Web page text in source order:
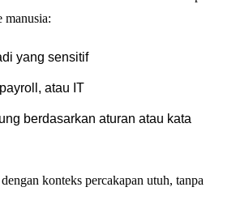
manusia:
yang sensitif
atau IT
berdasarkan aturan atau kata
konteks percakapan utuh, tanpa